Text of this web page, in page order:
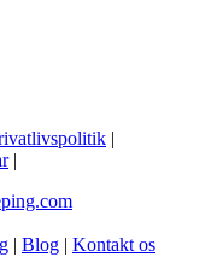
|
|
| Blog | Kontakt os